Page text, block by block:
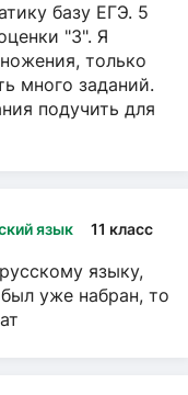
базу ЕГЭ. 5
"3". Я
только
много заданий.
подучить для
язык 11 класс
языку,
уже набран, то